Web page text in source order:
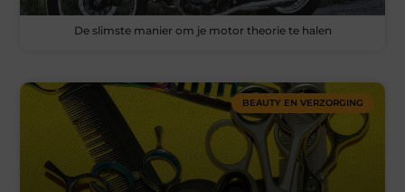
De slimste manier om je motor theorie te halen
BEAUTY EN VERZORGING